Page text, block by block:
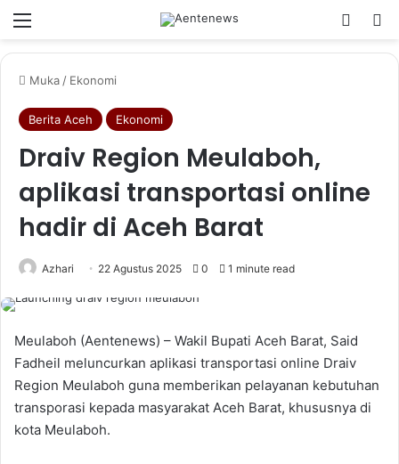
Menu
Muka / Ekonomi
Berita Aceh Ekonomi
Draiv Region Meulaboh,
aplikasi transportasi online
hadir di Aceh Barat
Azhari 22 Agustus 2025 0 1 minute read
Meulaboh (Aentenews) – Wakil Bupati Aceh Barat, Said
Fadheil meluncurkan aplikasi transportasi online Draiv
Region Meulaboh guna memberikan pelayanan kebutuhan
transporasi kepada masyarakat Aceh Barat, khususnya di
kota Meulaboh.